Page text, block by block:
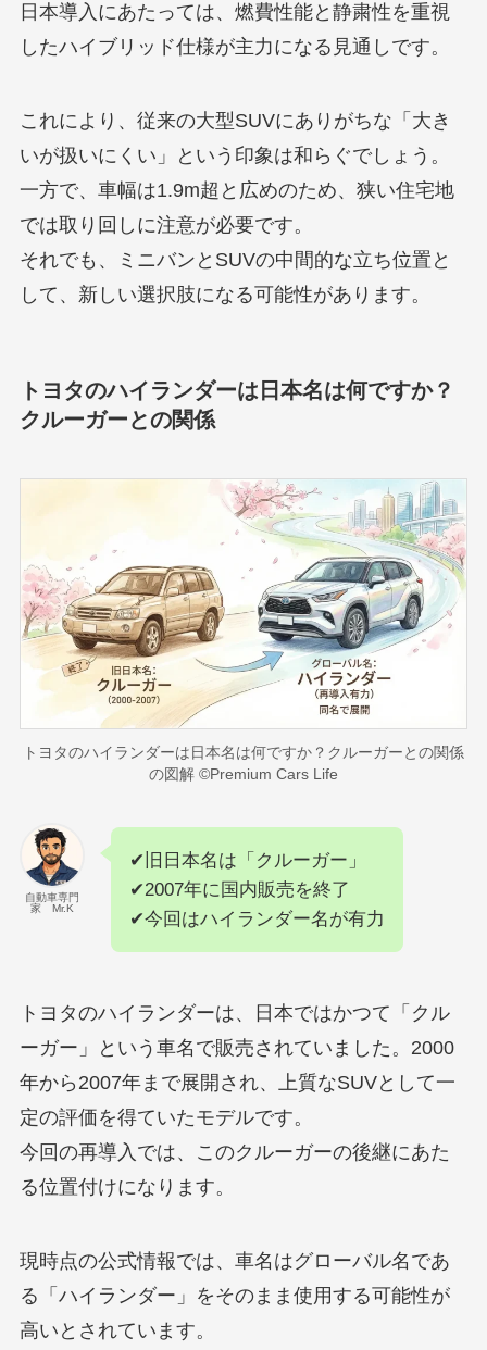
日本導入にあたっては、燃費性能と静粛性を重視
したハイブリッド仕様が主力になる見通しです。
これにより、従来の大型SUVにありがちな「大き
いが扱いにくい」という印象は和らぐでしょう。
一方で、車幅は1.9m超と広めのため、狭い住宅地
では取り回しに注意が必要です。
それでも、ミニバンとSUVの中間的な立ち位置と
して、新しい選択肢になる可能性があります。
トヨタのハイランダーは日本名は何ですか？
クルーガーとの関係
トヨタのハイランダーは日本名は何ですか？クルーガーとの関係
の図解 ©Premium Cars Life
自動車専門
家 Mr.K
✔旧日本名は「クルーガー」
✔2007年に国内販売を終了
✔今回はハイランダー名が有力
トヨタのハイランダーは、日本ではかつて「クル
ーガー」という車名で販売されていました。2000
年から2007年まで展開され、上質なSUVとして一
定の評価を得ていたモデルです。
今回の再導入では、このクルーガーの後継にあた
る位置付けになります。
現時点の公式情報では、車名はグローバル名であ
る「ハイランダー」をそのまま使用する可能性が
高いとされています。